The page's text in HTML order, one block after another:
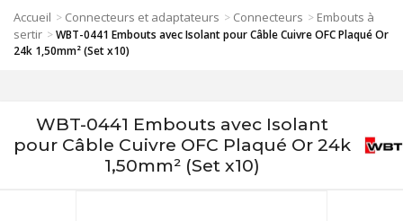
Accueil > Connecteurs et adaptateurs > Connecteurs > Embouts à
sertir >WBT-0441 Embouts avec Isolant pour Câble Cuivre OFC Plaqué Or
24k 1,50mm² (Set x10)
WBT-0441 Embouts avec Isolant
pour Câble Cuivre OFC Plaqué Or 24k
1,50mm² (Set x10)